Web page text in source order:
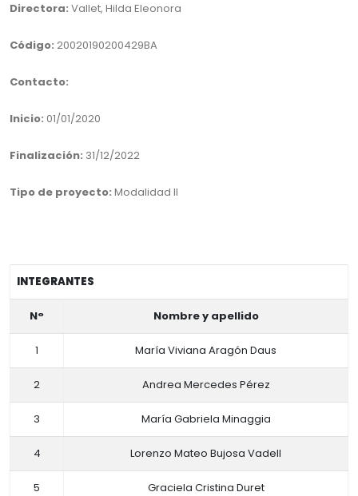
Directora: Vallet, Hilda Eleonora
Código: 20020190200429BA
Contacto:
Inicio: 01/01/2020
Finalización: 31/12/2022
Tipo de proyecto: Modalidad II
INTEGRANTES
N° Nombre y apellido
1 María Viviana Aragón Daus
2 Andrea Mercedes Pérez
3 María Gabriela Minaggia
4 Lorenzo Mateo Bujosa Vadell
5 Graciela Cristina Duret